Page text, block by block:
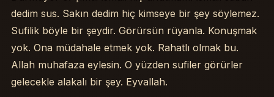
dedim sus. Sakın dedim hiç kimseye bir şey söylemez.
Sufilik böyle bir şeydir. Görürsün rüyanla. Konuşmak
yok. Ona müdahale etmek yok. Rahatlı olmak bu.
Allah muhafaza eylesin. O yüzden sufiler görürler
gelecekle alakalı bir şey. Eyvallah.